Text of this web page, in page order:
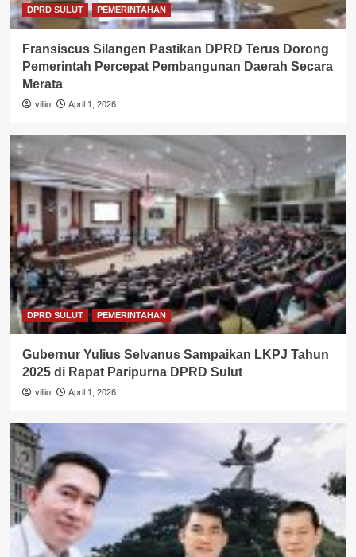
DPRD SULUT PEMERINTAHAN
Fransiscus Silangen Pastikan DPRD Terus Dorong
Pemerintah Percepat Pembangunan Daerah Secara
Merata
villio April 1, 2026
DPRD SULUT PEMERINTAHAN
Gubernur Yulius Selvanus Sampaikan LKPJ Tahun
2025 di Rapat Paripurna DPRD Sulut
villio April 1, 2026